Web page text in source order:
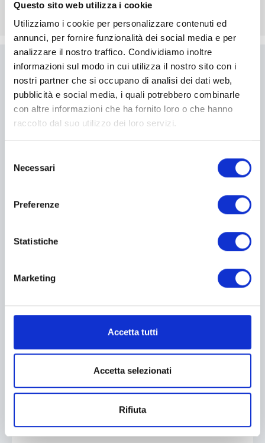
Questo sito web utilizza i cookie
Utilizziamo i cookie per personalizzare contenuti ed
annunci, per fornire funzionalità dei social media e per
analizzare il nostro traffico. Condividiamo inoltre
informazioni sul modo in cui utilizza il nostro sito con i
nostri partner che si occupano di analisi dei dati web,
pubblicità e social media, i quali potrebbero combinarle
con altre informazioni che ha fornito loro o che hanno
raccolto dal suo utilizzo dei loro servizi.
delNecessari
Preferenze
Statistiche
Marketing
Accetta tutti
Accetta selezionati
Rifiuta
Scrivici
Compila il modulo per essere
ricontattato
I campi contrassegnati con * sono obbligatori